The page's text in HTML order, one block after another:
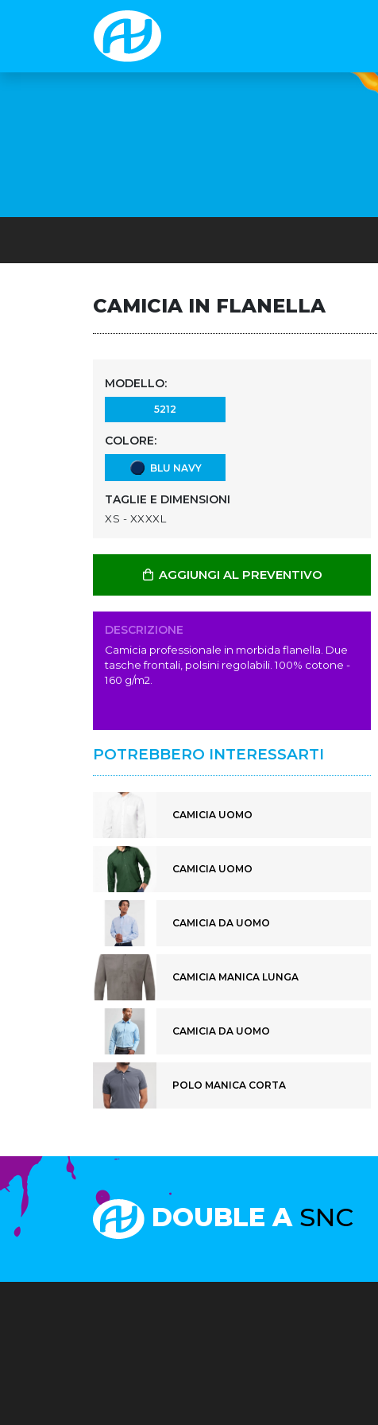
CAMICIA IN FLANELLA
MODELLO:
5212
COLORE:
BLU NAVY
TAGLIE E DIMENSIONI
XS - XXXXL
AGGIUNGI AL PREVENTIVO
DESCRIZIONE
Camicia professionale in morbida flanella. Due
tasche frontali, polsini regolabili. 100% cotone -
160 g/m2.
POTREBBERO INTERESSARTI
CAMICIA UOMO
CAMICIA UOMO
CAMICIA DA UOMO
CAMICIA MANICA LUNGA
CAMICIA DA UOMO
POLO MANICA CORTA
DOUBLE A SNC